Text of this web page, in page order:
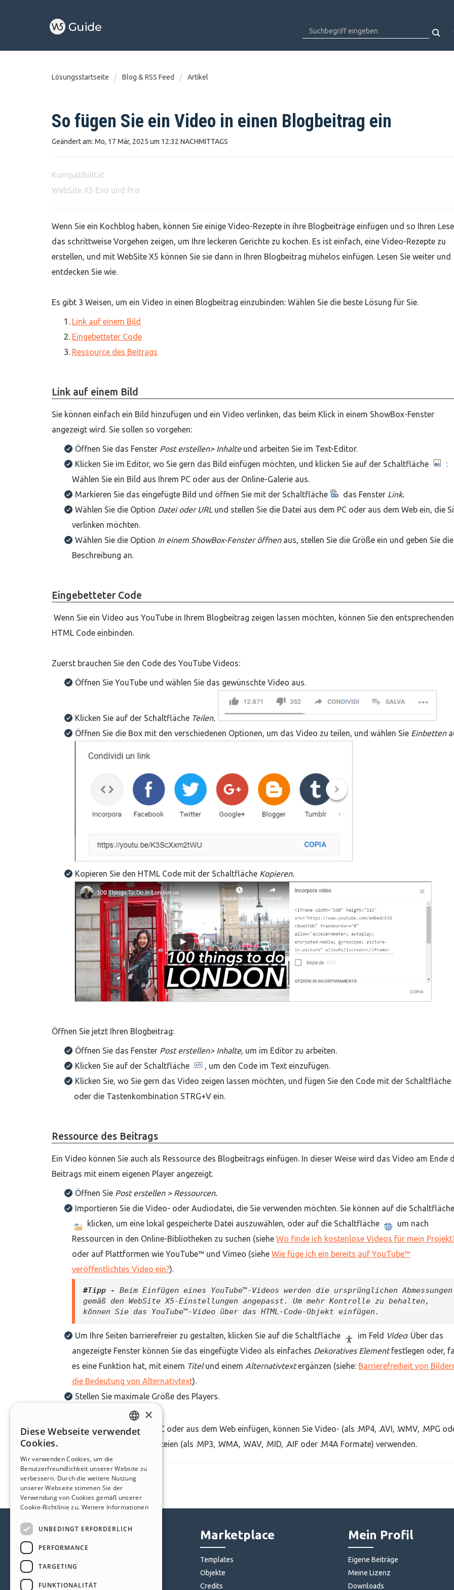
Lösungsstartseite Blog & RSS Feed Artikel
So fügen Sie ein Video in einen Blogbeitrag ein
Geändert am: Mo, 17 Mär, 2025 um 12:32 NACHMITTAGS
Kompatibilität
WebSite X5 Evo und Pro
Wenn Sie ein Kochblog haben, können Sie einige Video-Rezepte in ihre Blogbeiträge einfügen und so Ihren
das schrittweise Vorgehen zeigen, um Ihre leckeren Gerichte zu kochen. Es ist einfach, eine Video-Rezepte zu
erstellen, und mit WebSite X5 können Sie sie dann in Ihren Blogbeitrag mühelos einfügen. Lesen Sie weiter und
entdecken Sie wie.
Es gibt 3 Weisen, um ein Video in einen Blogbeitrag einzubinden: Wählen Sie die beste Lösung für Sie.
Link auf einem Bild
Eingebetteter Code
Ressource des Beitrags
Link auf einem Bild
Sie können einfach ein Bild hinzufügen und ein Video verlinken, das beim Klick in einem ShowBox-Fenster
angezeigt wird. Sie sollen so vorgehen:
Öffnen Sie das Fenster Post erstellen> Inhalte und arbeiten Sie im Text-Editor.
Klicken Sie im Editor, wo Sie gern das Bild einfügen möchten, und klicken Sie auf der Schaltfläche
:
Wählen Sie ein Bild aus Ihrem PC oder aus der Online-Galerie aus.
Markieren Sie das eingefügte Bild und öffnen Sie mit der Schaltfläche
das Fenster Link.
Wählen Sie die Option Datei oder URL und stellen Sie die Datei aus dem PC oder aus dem Web ein, die
verlinken möchten.
Wählen Sie die Option In einem ShowBox-Fenster öffnenaus, stellen Sie die Größe ein und geben Sie die
Beschreibung an.
Eingebetteter Code
Wenn Sie ein Video aus YouTube in Ihrem Blogbeitrag zeigen lassen möchten, können Sie den entsprechenden
HTML Code einbinden.
Zuerst brauchen Sie den Code des YouTube Videos:
Öffnen Sie YouTube und wählen Sie das gewünschte Video aus.
Klicken Sie auf der Schaltfläche Teilen.
Öffnen Sie die Box mit den verschiedenen Optionen, um das Video zu teilen, und wählen Sie Einbetten
Kopieren Sie den HTML Code mit der Schaltfläche Kopieren.
Öffnen Sie jetzt Ihren Blogbeitrag:
Öffnen Sie das Fenster Post erstellen> Inhalte, um im Editor zu arbeiten.
Klicken Sie auf der Schaltfläche
, um den Code im Text einzufügen.
Klicken Sie, wo Sie gern das Video zeigen lassen möchten, und fügen Sie den Code mit der Schaltfläche
oder die Tastenkombination STRG+V ein.
Ressource des Beitrags
Ein Video können Sie auch als Ressource des Blogbeitrags einfügen. In dieser Weise wird das Video am Ende
Beitrags mit einem eigenen Player angezeigt.
Öffnen Sie Post erstellen > Ressourcen.
Importieren Sie die Video- oder Audiodatei, die Sie verwenden möchten. Sie können auf die Schaltfläche
klicken, um eine lokal gespeicherte Datei auszuwählen, oder auf die Schaltfläche
um nach
Ressourcen in den Online-Bibliotheken zu suchen (siehe Wo finde ich kostenlose Videos für mein
oder auf Plattformen wie YouTube™ und Vimeo (siehe Wie füge ich ein bereits auf YouTube™
veröffentlichtes Video ein?).
#Tipp - Beim Einfügen eines YouTube™-Videos werden die ursprünglichen Abmessungen
gemäß den WebSite X5-Einstellungen angepasst. Um mehr Kontrolle zu behalten,
können Sie das YouTube™-Video über das HTML-Code-Objekt einfügen.
Um Ihre Seiten barrierefreier zu gestalten, klicken Sie auf die Schaltfläche im Feld Video: Über das
angezeigte Fenster können Sie das eingefügte Video als einfaches Dekoratives Elementfestlegen oder,
es eine Funktion hat, mit einem Titelund einem Alternativtextergänzen (siehe: Barrierefreiheit von
die Bedeutung von Alternativtext).
Stellen Sie maximale Größe des Players.
Wenn Sie Dateien aus Ihrem PC oder aus dem Web einfügen, können Sie Video- (als .MP4, .AVI, .WMV, .MPG
.MOV Formate) oder Audiodateien (als .MP3, .WMA, .WAV, .MID, .AIF oder .M4A Formate) verwenden.
Help Center Marketplace
Templates
Objekte
Credits
Mein Profil
Eigene Beiträge
Meine Lizenz
Downloads
ENGLISH
GERMAN
SPANISH
PORTUGUESE
×
Diese Webseite verwendet
Cookies.
Wir verwenden Cookies, um die
Benutzerfreundlichkeit unserer Website zu
verbessern. Durch die weitere Nutzung
unserer Webseite stimmen Sie der
Verwendung von Cookies gemäß unserer
Cookie-Richtlinie zu. Weitere Informationen
UNBEDINGT ERFORDERLICH
PERFORMANCE
TARGETING
FUNKTIONALITÄT